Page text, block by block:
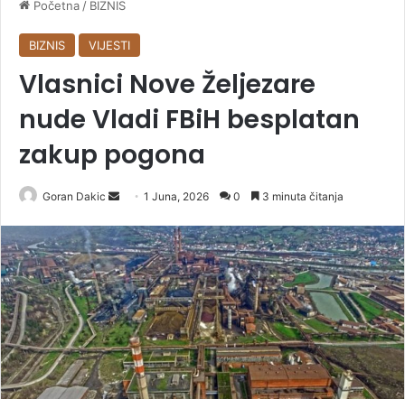
Početna / BIZNIS
BIZNIS VIJESTI
Vlasnici Nove Željezare
nude Vladi FBiH besplatan
zakup pogona
Goran Dakic
n
d
a
n
e
m
a
i
1 Juna, 2026 0 3 minuta čitanja